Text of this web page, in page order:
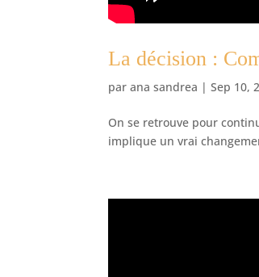
La décision :
parana sandrea |Sep 10,
On se retrouve pour
implique un vrai